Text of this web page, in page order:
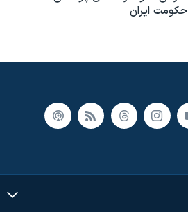
حکومت ایران